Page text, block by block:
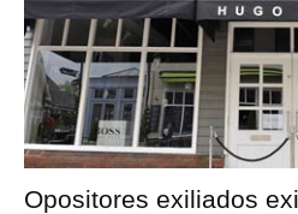
Opositores exiliados